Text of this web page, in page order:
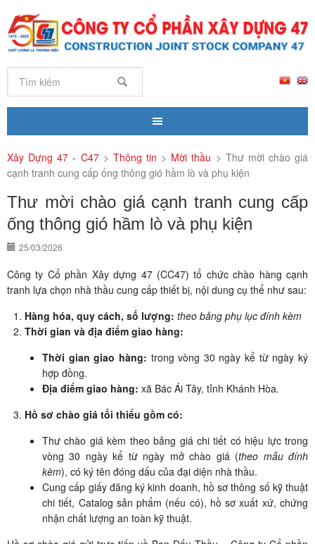
Xây Dựng 47 - C47> Thông tin > Mời thầu > Thư mời chào giá
cạnh tranh cung cấp ống thông gió hầm lò và phụ kiện
Thư mời chào giá cạnh tranh cung cấp
ống thông gió hầm lò và phụ kiện
25/03/2026
Công ty Cổ phần Xây dựng 47 (CC47) tổ chức chào hàng cạnh
tranh lựa chọn nhà thầu cung cấp thiết bị, nội dung cụ thể như sau:
Hàng hóa, quy cách, số lượng: theo bảng phụ lục đính kèm
Thời gian và địa điểm giao hàng:
Thời gian giao hàng: trong vòng 30 ngày kể từ ngày ký
hợp đồng.
Địa điểm giao hàng: xã Bác Ái Tây, tỉnh Khánh Hòa.
Hồ sơ chào giá tối thiểu gồm có:
Thư chào giá kèm theo bảng giá chi tiết có hiệu lực trong
vòng 30 ngày kể từ ngày mở chào giá (theo mẫu đính
kèm), có ký tên đóng dấu của đại diện nhà thầu.
Cung cấp giấy đăng ký kinh doanh, hồ sơ thông số kỹ thuật
chi tiết, Catalog sản phẩm (nếu có), hồ sơ xuất xứ, chứng
nhận chất lượng an toàn kỹ thuật.